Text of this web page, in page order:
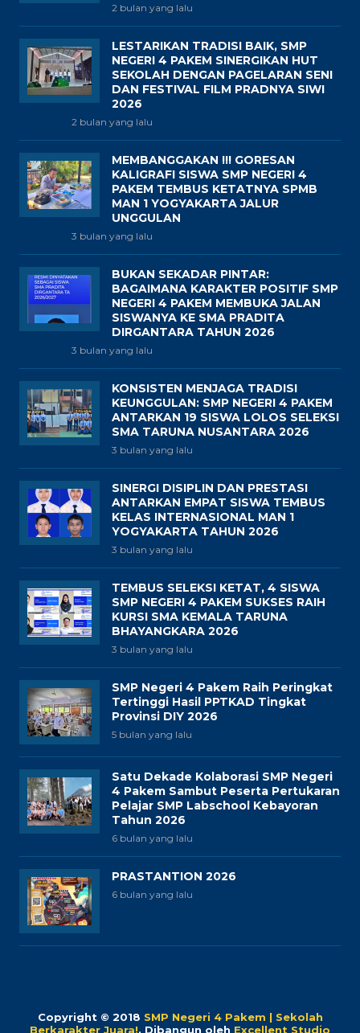
2 bulan yang lalu
LESTARIKAN TRADISI BAIK, SMP
NEGERI 4 PAKEM SINERGIKAN HUT
SEKOLAH DENGAN PAGELARAN SENI
DAN FESTIVAL FILM PRADNYA SIWI
2026
2 bulan yang lalu
MEMBANGGAKAN !!! GORESAN
KALIGRAFI SISWA SMP NEGERI 4
PAKEM TEMBUS KETATNYA SPMB
MAN 1 YOGYAKARTA JALUR
UNGGULAN
3 bulan yang lalu
BUKAN SEKADAR PINTAR:
BAGAIMANA KARAKTER POSITIF SMP
NEGERI 4 PAKEM MEMBUKA JALAN
SISWANYA KE SMA PRADITA
DIRGANTARA TAHUN 2026
3 bulan yang lalu
KONSISTEN MENJAGA TRADISI
KEUNGGULAN: SMP NEGERI 4 PAKEM
ANTARKAN 19 SISWA LOLOS SELEKSI
SMA TARUNA NUSANTARA 2026
3 bulan yang lalu
SINERGI DISIPLIN DAN PRESTASI
ANTARKAN EMPAT SISWA TEMBUS
KELAS INTERNASIONAL MAN 1
YOGYAKARTA TAHUN 2026
3 bulan yang lalu
TEMBUS SELEKSI KETAT, 4 SISWA
SMP NEGERI 4 PAKEM SUKSES RAIH
KURSI SMA KEMALA TARUNA
BHAYANGKARA 2026
3 bulan yang lalu
SMP Negeri 4 Pakem Raih Peringkat
Tertinggi Hasil PPTKAD Tingkat
Provinsi DIY 2026
5 bulan yang lalu
Satu Dekade Kolaborasi SMP Negeri
4 Pakem Sambut Peserta Pertukaran
Pelajar SMP Labschool Kebayoran
Tahun 2026
6 bulan yang lalu
PRASTANTION 2026
6 bulan yang lalu
Copyright © 2018 SMP Negeri 4 Pakem | Sekolah
Berkarakter Juara!. Dibangun oleh Excellent Studio